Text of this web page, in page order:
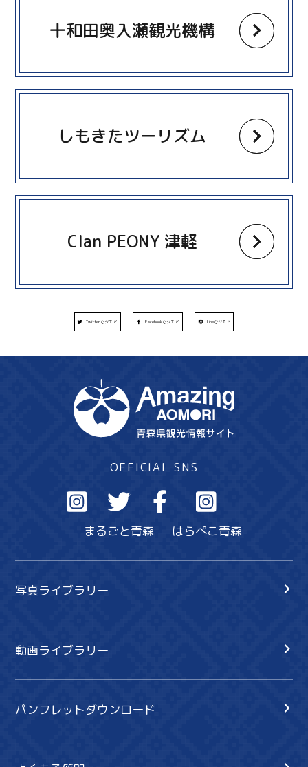
十和田奥入瀬観光機構
しもきたツーリズム
more
Clan PEONY 津軽
more
Twitterでシェア Facebookでシェア Lineでシェア
OFFICIAL SNS
まるごと青森 はらぺこ青森
写真ライブラリー
動画ライブラリー
パンフレットダウンロード